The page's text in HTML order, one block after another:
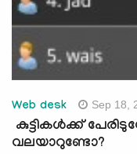
Web desk Sep 18,
കുട്ടികള്‍ക്ക്
വലയാറുണ്ടോ?